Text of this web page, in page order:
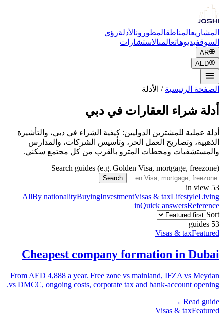
المشاريعالمناطقالمطورونالأدلةرؤى
السوقفيديوهاتعالميالاستشارات
AR
AED
الصفحة الرئيسية / الأدلة
أدلة شراء العقارات في دبي
أدلة عملية للمشترين الدوليين: كيفية الشراء في دبي، والتأشيرة
الذهبية، وتصاريح العمل الحر، وتأسيس الشركات، والمدارس
والمستشفيات ومحطات المترو بالقرب من كل مجتمع سكني.
Search guides (e.g. Golden Visa, mortgage, freezone)
Search
53
AllBy nationalityBuyingInvestmentVisas & taxLifestyleLiving
inQuick answersReference
Sort
53
s
Visas & taxFeatured
Cheapest company formation in Dubai
From AED 4,888 a year. Free zone vs mainland, IFZA vs Meydan
vs DMCC, ongoing costs, corporate tax and bank-account opening.
Read guide →
Visas & taxFeatured